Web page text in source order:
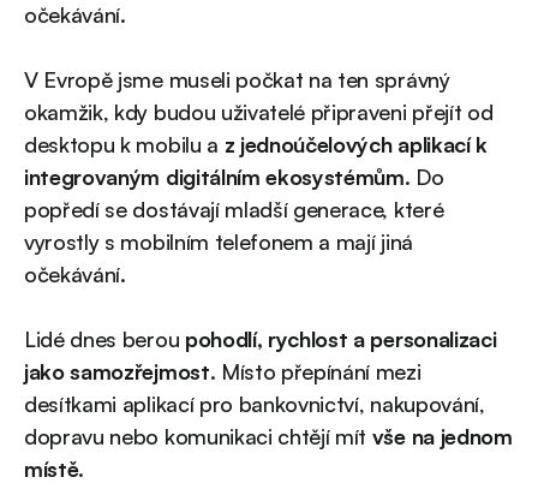
očekávání.
V Evropě jsme museli počkat na ten správný
okamžik, kdy budou uživatelé připraveni přejít od
desktopu k mobilu a z jednoúčelových aplikací k
integrovaným digitálním ekosystémům. Do
popředí se dostávají mladší generace, které
vyrostly s mobilním telefonem a mají jiná
očekávání.
Lidé dnes berou pohodlí, rychlost a personalizaci
jako samozřejmost. Místo přepínání mezi
desítkami aplikací pro bankovnictví, nakupování,
dopravu nebo komunikaci chtějí mít vše na jednom
místě.